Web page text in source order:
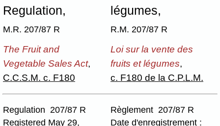
Regulation,
M.R. 207/87 R
légumes,
R.M. 207/87 R
The Fruit and
Vegetable Sales Act,
C.C.S.M. c. F180
Loi sur la vente des
fruits et légumes,
c. F180 de la C.P.L.M.
Regulation 207/87 R
Registered May 29,
Règlement 207/87 R
Date d'enregistrement :